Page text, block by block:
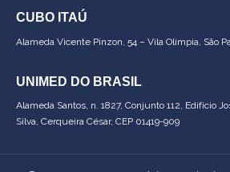
CUBO ITAÚ
Alameda Vicente Pinzon, 54 – Vila Olímpia, São
UNIMED DO BRASIL
Alameda Santos, n. 1827, Conjunto 112, Edifício
Silva, Cerqueira César, CEP 01419-909